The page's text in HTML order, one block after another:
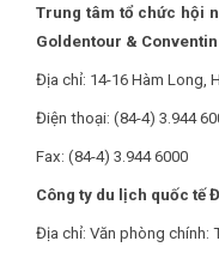
Trung tâm tổ chức hội
Goldentour & Conventin
Địa chỉ: 14-16 Hàm Long,
Điện thoại: (84-4) 3.944
Fax: (84-4) 3.944 6000
Công ty du lịch quốc tế
Địa chỉ: Văn phòng chính: